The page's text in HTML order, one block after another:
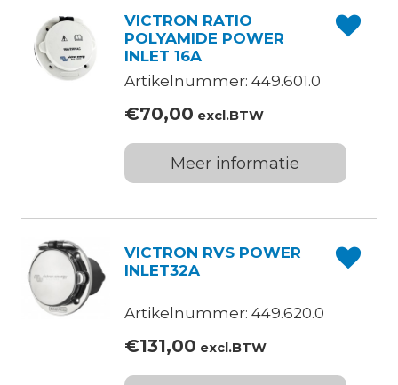
VICTRON RATIO
POLYAMIDE POWER
INLET 16A
Artikelnummer: 449.601.0
€70,00 excl.BTW
Meer informatie
VICTRON RVS POWER
INLET32A
Artikelnummer: 449.620.0
€131,00 excl.BTW